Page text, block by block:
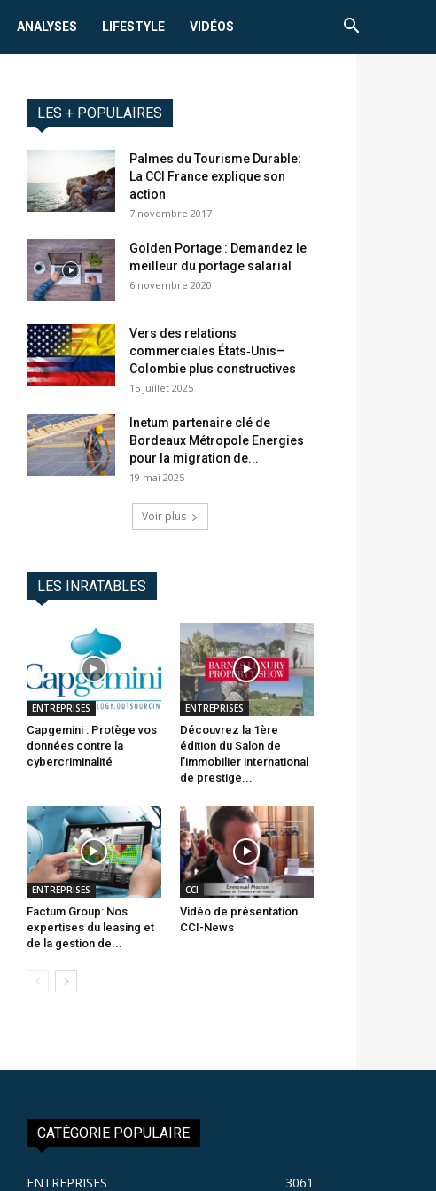
ANALYSES LIFESTYLE VIDÉOS
LES + POPULAIRES
Palmes du Tourisme Durable:
La CCI France explique son
action
7 novembre 2017
Golden Portage : Demandez le
meilleur du portage salarial
6 novembre 2020
Vers des relations
commerciales États‑Unis–
Colombie plus constructives
15 juillet 2025
Inetum partenaire clé de
Bordeaux Métropole Energies
pour la migration de...
19 mai 2025
Voir plus
LES INRATABLES
ENTREPRISES
Capgemini : Protège vos
données contre la
cybercriminalité
ENTREPRISES
Découvrez la 1ère
édition du Salon de
l’immobilier international
de prestige...
ENTREPRISES
Factum Group: Nos
expertises du leasing et
de la gestion de...
CCI
Vidéo de présentation
CCI-News
CATÉGORIE POPULAIRE
ENTREPRISES 3061